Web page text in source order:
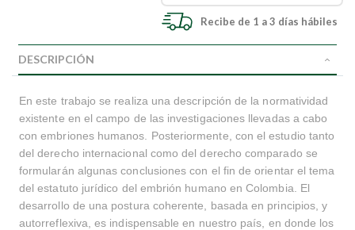
Recibe de 1 a 3 días hábiles
DESCRIPCIÓN
En este trabajo se realiza una descripción de la normatividad
existente en el campo de las investigaciones llevadas a cabo
con embriones humanos. Posteriormente, con el estudio tanto
del derecho internacional como del derecho comparado se
formularán algunas conclusiones con el fin de orientar el tema
del estatuto jurídico del embrión humano en Colombia. El
desarrollo de una postura coherente, basada en principios, y
autorreflexiva, es indispensable en nuestro país, en donde los